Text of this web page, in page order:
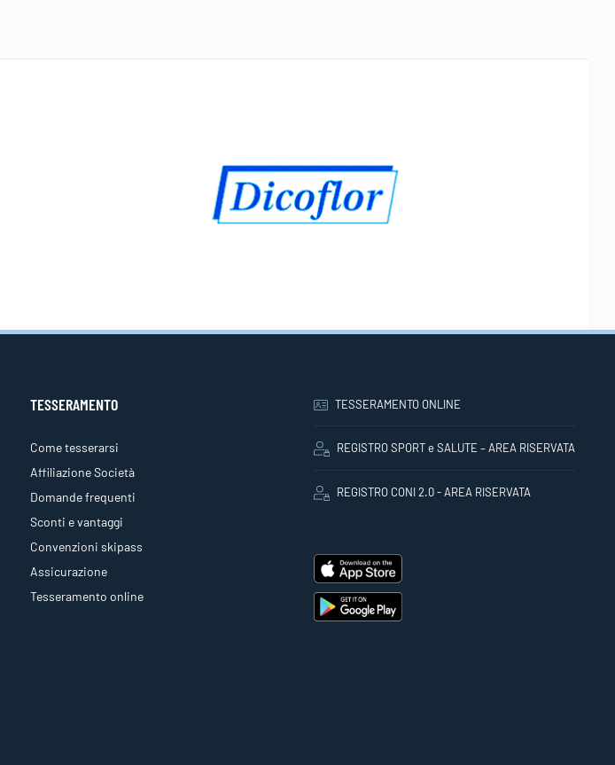
TESSERAMENTO
Come tesserarsi
Affiliazione Società
Domande frequenti
Sconti e vantaggi
Convenzioni skipass
Assicurazione
Tesseramento online
TESSERAMENTO ONLINE
REGISTRO SPORT e SALUTE – AREA RISERVATA
REGISTRO CONI 2.0 - AREA RISERVATA